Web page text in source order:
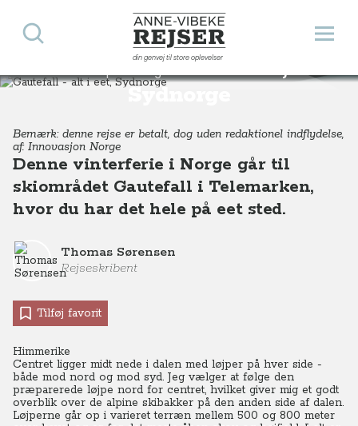
Anne-Vibeke Rejser
din genvej til store oplevelser
Åbn
Søg
Gautefall - alt i eet,
Sydnorge
Destinationer Europa Norge Gautefall - alt i eet, Sydnorge
Bemærk: denne rejse er betalt, dog uden redaktionel indflydelse,
af: Innovasjon Norge
Denne vinterferie i Norge går til
skiområdet Gautefall i Telemarken,
hvor du har det hele på eet sted.
Thomas Sørensen
Rejseskribent
Tilføj favorit
Himmerike
Centret ligger midt nede i dalen med løjper på hver side -
både mod nord og mod syd. Jeg vælger at følge den
præparerede løjpe nord for centret, hvilket giver mig et godt
overblik over de alpine skibakker på den anden side af dalen.
Løjperne går op i varieret terræn mellem 500 og 800 meter